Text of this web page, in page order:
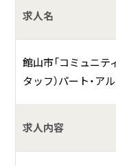
求人名
館山市「コミュニテ
タッフ）パート・ア
求人内容